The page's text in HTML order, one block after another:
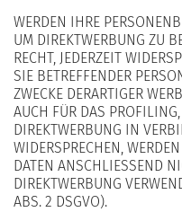
WERDEN IHRE
UM DIREKTWERBUNG ZU
RECHT, JEDERZEIT
SIE BETREFFENDER
ZWECKE DERARTIGER
AUCH FÜR DAS
DIREKTWERBUNG IN
WIDERSPRECHEN,
DATEN ANSCHLIESSEND
DIREKTWERBUNG
ABS. 2 DSGVO).